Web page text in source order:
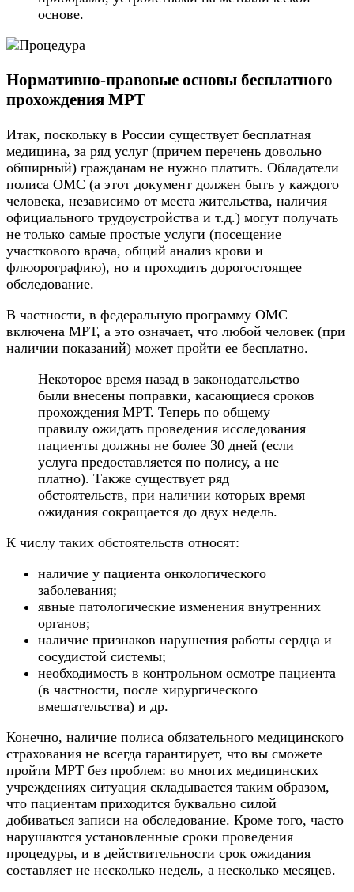
основе.
Нормативно-правовые основы бесплатного
прохождения МРТ
Итак, поскольку в России существует бесплатная
медицина, за ряд услуг (причем перечень довольно
обширный) гражданам не нужно платить. Обладатели
полиса ОМС (а этот документ должен быть у каждого
человека, независимо от места жительства, наличия
официального трудоустройства и т.д.) могут получать
не только самые простые услуги (посещение
участкового врача, общий анализ крови и
флюорографию), но и проходить дорогостоящее
обследование.
В частности, в федеральную программу ОМС
включена МРТ, а это означает, что любой человек (при
наличии показаний) может пройти ее бесплатно.
Некоторое время назад в законодательство
были внесены поправки, касающиеся сроков
прохождения МРТ. Теперь по общему
правилу ожидать проведения исследования
пациенты должны не более 30 дней (если
услуга предоставляется по полису, а не
платно). Также существует ряд
обстоятельств, при наличии которых время
ожидания сокращается до двух недель.
К числу таких обстоятельств относят:
наличие у пациента онкологического
заболевания;
явные патологические изменения внутренних
органов;
наличие признаков нарушения работы сердца и
сосудистой системы;
необходимость в контрольном осмотре пациента
(в частности, после хирургического
вмешательства) и др.
Конечно, наличие полиса обязательного медицинского
страхования не всегда гарантирует, что вы сможете
пройти МРТ без проблем: во многих медицинских
учреждениях ситуация складывается таким образом,
что пациентам приходится буквально силой
добиваться записи на обследование. Кроме того, часто
нарушаются установленные сроки проведения
процедуры, и в действительности срок ожидания
составляет не несколько недель, а несколько месяцев.